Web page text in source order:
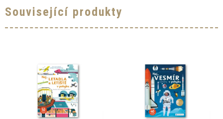
Související produkty